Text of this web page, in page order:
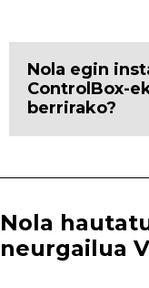
Nola egin
ControlBox-
berrirako?
Nola
neurgailua